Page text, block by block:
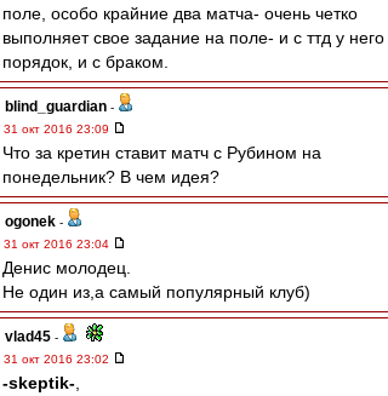
поле, особо крайние два матча- очень четко
выполняет свое задание на поле- и с ттд у него
порядок, и с браком.
blind_guardian -
31 окт 2016 23:09
Что за кретин ставит матч с Рубином на
понедельник? В чем идея?
ogonek -
31 окт 2016 23:04
Денис молодец.
Не один из,а самый популярный клуб)
vlad45 -
31 окт 2016 23:02
-skeptik-